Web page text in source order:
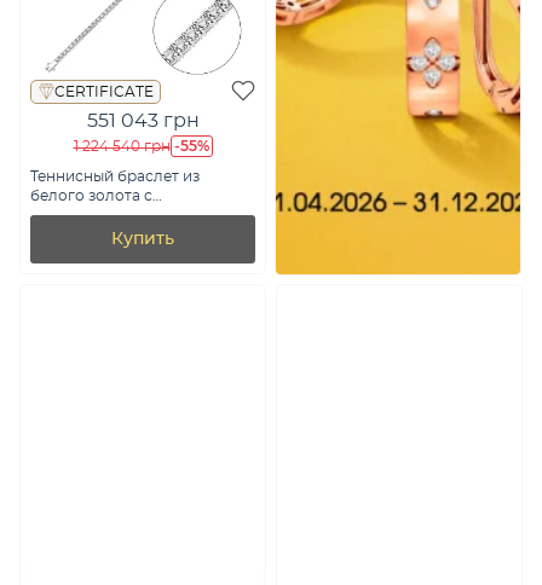
CERTIFICATE
551 043 грн
1 224 540 грн -55%
Теннисный браслет из
белого золота с
бриллиантами (арт.
Купить